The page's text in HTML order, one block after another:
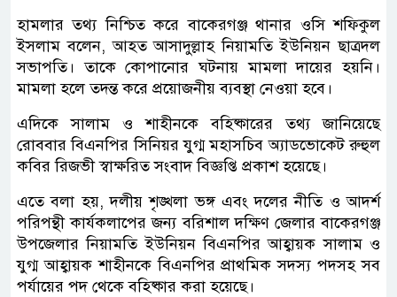
হামলার তথ্য নিশ্চিত করে বাকেরগঞ্জ থানার ওসি শফিকুল
ইসলাম বলেন, আহত আসাদুল্লাহ নিয়ামতি ইউনিয়ন ছাত্রদল
সভাপতি। তাকে কোপানোর ঘটনায় মামলা দায়ের হয়নি।
মামলা হলে তদন্ত করে প্রয়োজনীয় ব্যবস্থা নেওয়া হবে।
এদিকে সালাম ও শাহীনকে বহিষ্কারের তথ্য জানিয়েছে
রোববার বিএনপির সিনিয়র যুগ্ম মহাসচিব অ্যাডভোকেট রুহুল
কবির রিজভী স্বাক্ষরিত সংবাদ বিজ্ঞপ্তি প্রকাশ হয়েছে।
এতে বলা হয়, দলীয় শৃঙ্খলা ভঙ্গ এবং দলের নীতি ও আদর্শ
পরিপন্থী কার্যকলাপের জন্য বরিশাল দক্ষিণ জেলার বাকেরগঞ্জ
উপজেলার নিয়ামতি ইউনিয়ন বিএনপির আহ্বায়ক সালাম ও
যুগ্ম আহ্বায়ক শাহীনকে বিএনপির প্রাথমিক সদস্য পদসহ সব
পর্যায়ের পদ থেকে বহিষ্কার করা হয়েছে।